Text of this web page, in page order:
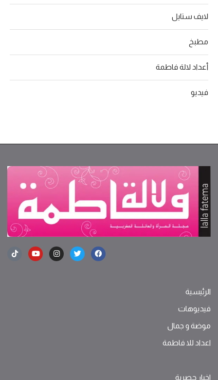
لايف ستايل
مطبخ
أعداد لالة فاطمة
فيديو
الرئيسية
فيديوهات
موضة ‫و‬ ‫‬‫جمال‬
اعداد للا فاطمة
اخبار حصرية